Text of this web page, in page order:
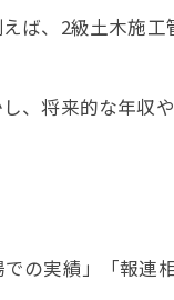
ば、2級土木施
、将来的な年収
の実績」「報連